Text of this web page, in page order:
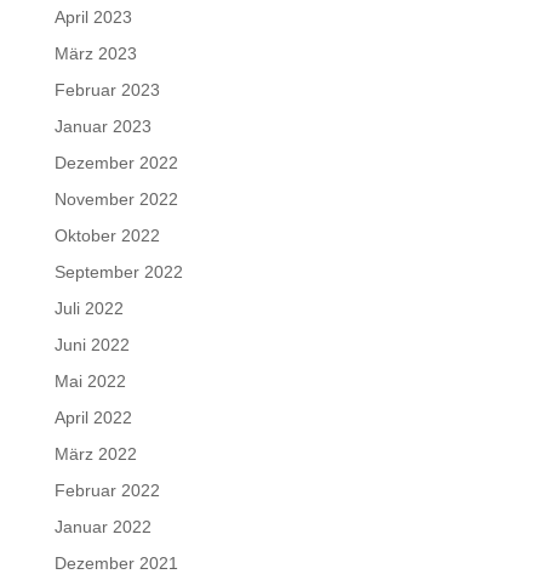
April 2023
März 2023
Februar 2023
Januar 2023
Dezember 2022
November 2022
Oktober 2022
September 2022
Juli 2022
Juni 2022
Mai 2022
April 2022
März 2022
Februar 2022
Januar 2022
Dezember 2021